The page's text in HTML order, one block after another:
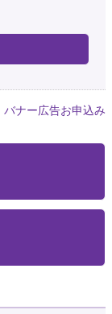
バナー広告お申込み